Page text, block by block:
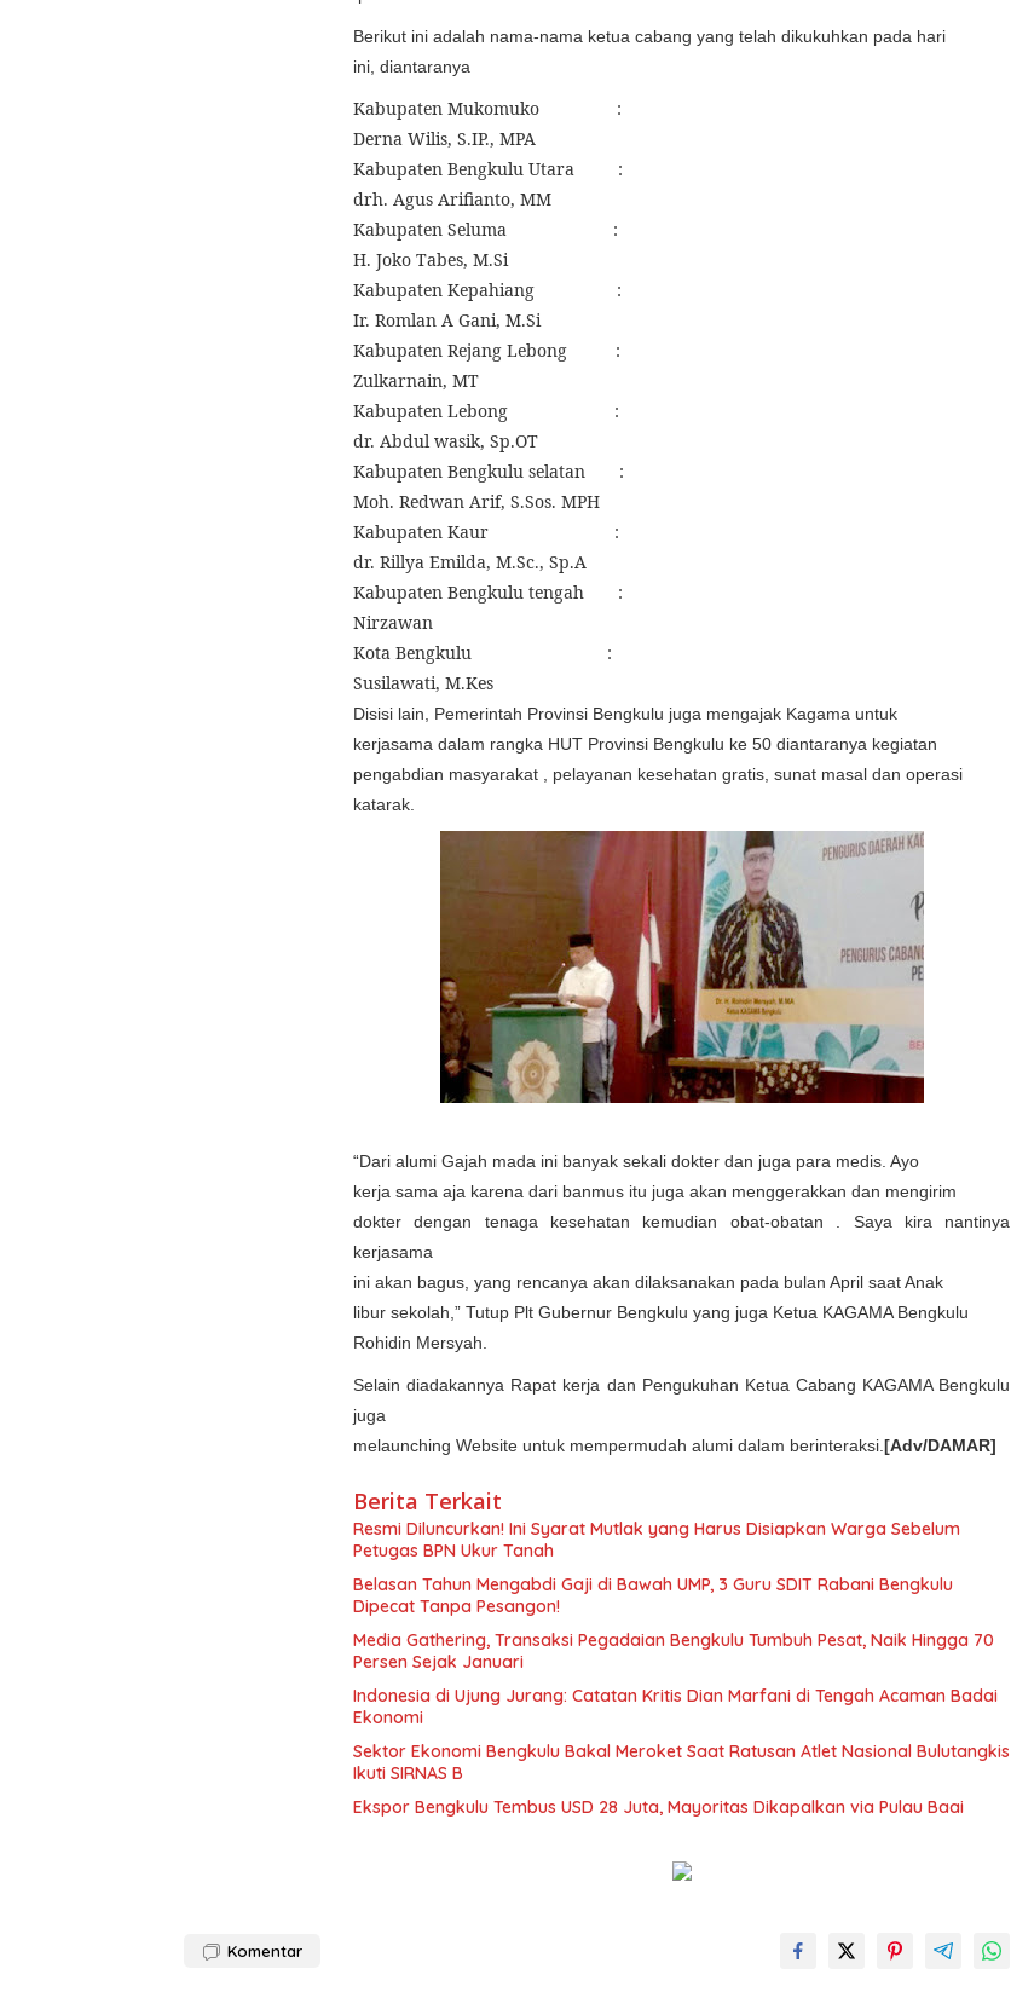
Berikut ini adalah nama-nama ketua cabang yang telah dikukuhkan pada hari
ini, diantaranya
Kabupaten Mukomuko
:
Derna Wilis, S.IP., MPA
Kabupaten Bengkulu Utara
:
drh. Agus Arifianto, MM
Kabupaten Seluma
:
H. Joko Tabes, M.Si
Kabupaten Kepahiang
:
Ir. Romlan A Gani, M.Si
Kabupaten Rejang Lebong
:
Zulkarnain, MT
Kabupaten Lebong
:
dr. Abdul wasik, Sp.OT
Kabupaten Bengkulu selatan
:
Moh. Redwan Arif, S.Sos. MPH
Kabupaten Kaur
:
dr. Rillya Emilda, M.Sc., Sp.A
Kabupaten Bengkulu tengah
:
Nirzawan
Kota Bengkulu
:
Susilawati, M.Kes
Disisi lain, Pemerintah Provinsi Bengkulu juga mengajak Kagama untuk
kerjasama dalam rangka HUT Provinsi Bengkulu ke 50 diantaranya kegiatan
pengabdian masyarakat , pelayanan kesehatan gratis, sunat masal dan operasi
katarak.
“Dari alumi Gajah mada ini banyak sekali dokter dan juga para medis. Ayo
kerja sama aja karena dari banmus itu juga akan menggerakkan dan mengirim
dokter dengan tenaga kesehatan kemudian obat-obatan . Saya kira nantinya
kerjasama
ini akan bagus, yang rencanya akan dilaksanakan pada bulan April saat Anak
libur sekolah,” Tutup Plt Gubernur Bengkulu yang juga Ketua KAGAMA Bengkulu
Rohidin Mersyah.
Selain diadakannya Rapat kerja dan Pengukuhan Ketua Cabang KAGAMA Bengkulu
juga
melaunching Website untuk mempermudah alumi dalam berinteraksi.[Adv/DAMAR]
Berita Terkait
Resmi Diluncurkan! Ini Syarat Mutlak yang Harus Disiapkan Warga Sebelum
Petugas BPN Ukur Tanah
Belasan Tahun Mengabdi Gaji di Bawah UMP, 3 Guru SDIT Rabani Bengkulu
Dipecat Tanpa Pesangon!
Media Gathering, Transaksi Pegadaian Bengkulu Tumbuh Pesat, Naik Hingga 70
Persen Sejak Januari
Indonesia di Ujung Jurang: Catatan Kritis Dian Marfani di Tengah Acaman Badai
Ekonomi
Sektor Ekonomi Bengkulu Bakal Meroket Saat Ratusan Atlet Nasional Bulutangkis
Ikuti SIRNAS B
Ekspor Bengkulu Tembus USD 28 Juta, Mayoritas Dikapalkan via Pulau Baai
Komentar